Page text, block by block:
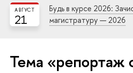
21
АВГУСТ
Будь в курсе 2026:
магистратуру — 2026
Тема «репортаж